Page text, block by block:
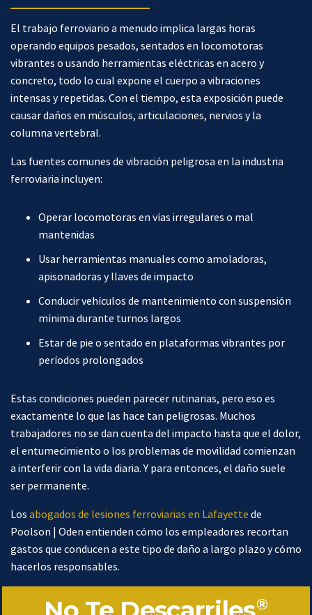
El trabajo ferroviario a menudo implica largas horas
operando equipos pesados, sentados en locomotoras
vibrantes o usando herramientas eléctricas en acero y
concreto, todo lo cual expone el cuerpo a vibraciones
intensas y repetidas. Con el tiempo, esta exposición puede
causar daños en músculos, articulaciones, nervios y la
columna vertebral.
Las fuentes comunes de vibración peligrosa en la industria
ferroviaria incluyen:
Operar locomotoras en vías irregulares o mal
mantenidas
Usar herramientas manuales como amoladoras,
apisonadoras y llaves de impacto
Conducir vehículos de mantenimiento con suspensión
mínima durante turnos largos
Estar de pie o sentado en plataformas vibrantes por
períodos prolongados
Estas condiciones pueden parecer rutinarias, pero eso es
exactamente lo que las hace tan peligrosas. Muchos
trabajadores no se dan cuenta del impacto hasta que el dolor,
el entumecimiento o los problemas de movilidad comienzan
a interferir con la vida diaria. Y para entonces, el daño suele
ser permanente.
Los abogados de lesiones ferroviarias en Lafayette de
Poolson | Oden entienden cómo los empleadores recortan
gastos que conducen a este tipo de daño a largo plazo y cómo
hacerlos responsables.
®